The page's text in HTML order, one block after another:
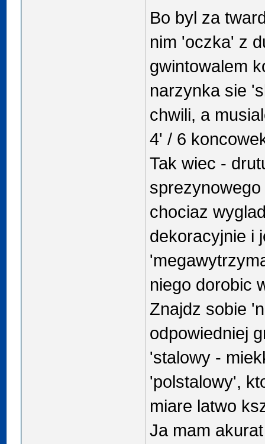
Bo byl za
nim 'oczka' z
gwintowalem
narzynka sie
chwili, a
4' / 6
Tak wiec -
chociaz
dekoracyjnie i
niego dorobic
Znajdz sobie
odpowiedniej
'stalowy -
'polstalowy',
miare latwo
Ja mam